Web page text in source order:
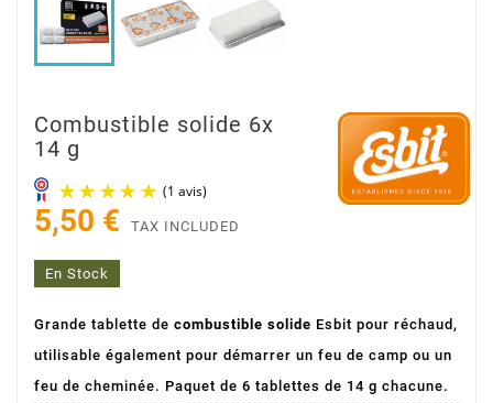
Combustible solide 6x
14 g
5,50 € TAX INCLUDED
En Stock
Grande tablette de combustible solide Esbit pour réchaud,
utilisable également pour démarrer un feu de camp ou un
feu de cheminée. Paquet de 6 tablettes de 14 g chacune.